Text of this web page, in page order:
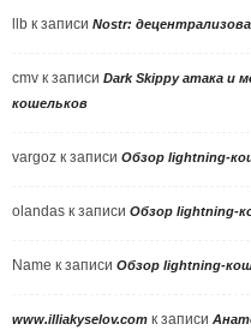
llb к записи Nostr:
cmv к записи Dark Skippy атака и
кошельков
vargoz к записи Обзор lightning-
olandas к записи Обзор lightning-
Name к записи Обзор lightning-
www.illiakyselov.com к записи